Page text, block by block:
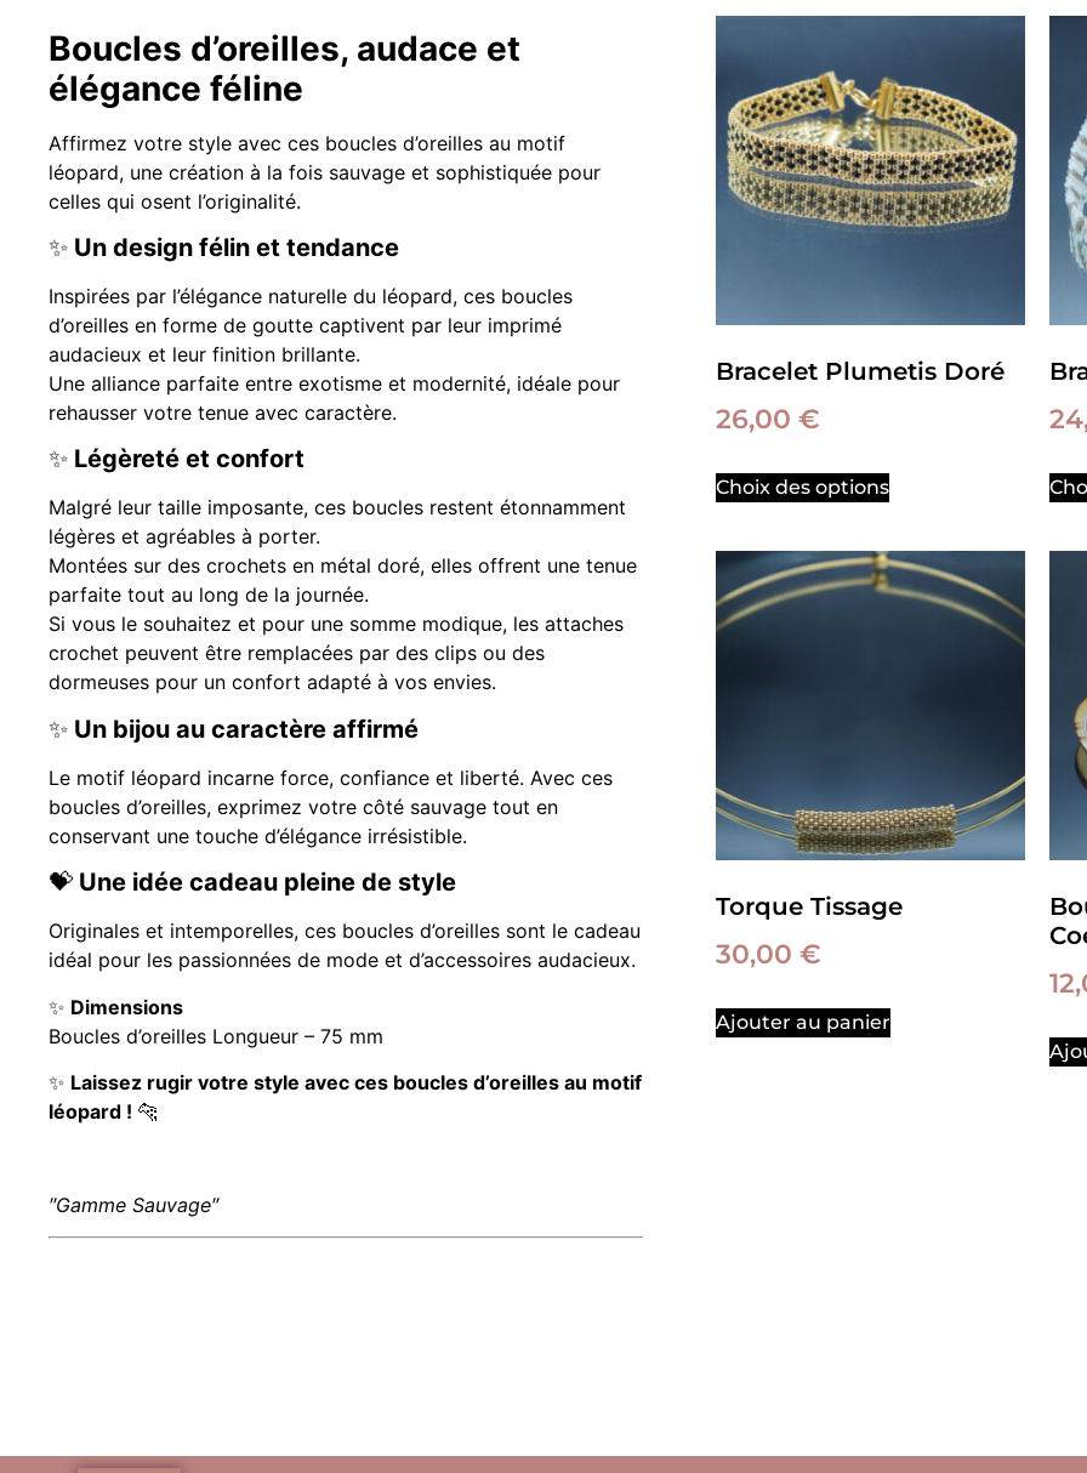
Boucles d’oreilles, audace et
élégance féline
Affirmez votre style avec ces boucles d’oreilles au motif
léopard, une création à la fois sauvage et sophistiquée pour
celles qui osent l’originalité.
✨ Un design félin et tendance
Inspirées par l’élégance naturelle du léopard, ces boucles
d’oreilles en forme de goutte captivent par leur imprimé
audacieux et leur finition brillante.
Une alliance parfaite entre exotisme et modernité, idéale pour
rehausser votre tenue avec caractère.
✨ Légèreté et confort
Malgré leur taille imposante, ces boucles restent étonnamment
légères et agréables à porter.
Montées sur des crochets en métal doré, elles offrent une tenue
parfaite tout au long de la journée.
Si vous le souhaitez et pour une somme modique, les attaches
crochet peuvent être remplacées par des clips ou des
dormeuses pour un confort adapté à vos envies.
✨ Un bijou au caractère affirmé
Le motif léopard incarne force, confiance et liberté. Avec ces
boucles d’oreilles, exprimez votre côté sauvage tout en
conservant une touche d’élégance irrésistible.
💝 Une idée cadeau pleine de style
Originales et intemporelles, ces boucles d’oreilles sont le cadeau
idéal pour les passionnées de mode et d’accessoires audacieux.
✨ Dimensions
Boucles d’oreilles Longueur – 75 mm
✨ Laissez rugir votre style avec ces boucles d’oreilles au motif
léopard ! 🐆
″Gamme Sauvage″
Bracelet Plumetis Doré
26,00 €
Choix des options
Torque Tissage
30,00 €
Ajouter au panier